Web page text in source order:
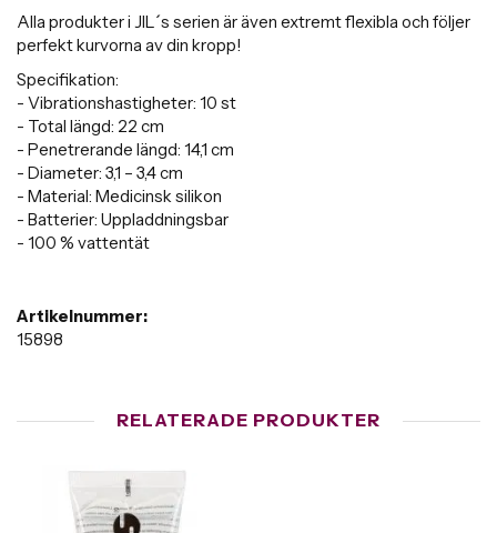
Alla produkter i JIL´s serien är även extremt flexibla och följer
perfekt kurvorna av din kropp!
Specifikation:
- Vibrationshastigheter: 10 st
- Total längd: 22 cm
- Penetrerande längd: 14,1 cm
- Diameter: 3,1 – 3,4 cm
- Material: Medicinsk silikon
- Batterier: Uppladdningsbar
- 100 % vattentät
Artikelnummer:
15898
RELATERADE PRODUKTER